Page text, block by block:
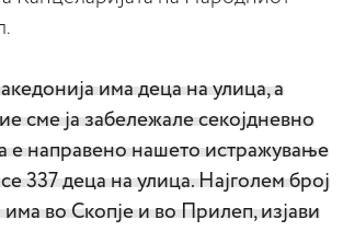
има деца на улица, а
сме ја забележале секојдневно
е направено нашето истражување
337 деца на улица. Најголем број
во Скопје и во Прилеп, изјави